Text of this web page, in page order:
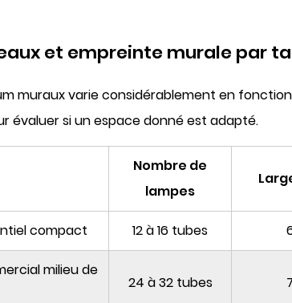
et empreinte murale par
muraux varie considérablement en
évaluer si un espace donné est adapté.
Nombre de
lampes
compact 12 à 16 tubes
milieu de
24 à 32 tubes